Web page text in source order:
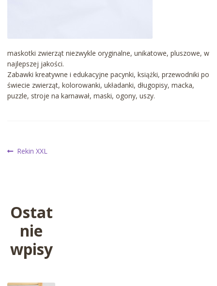
maskotki zwierząt niezwykle oryginalne, unikatowe, pluszowe, w
najlepszej jakości.
Zabawki kreatywne i edukacyjne pacynki, książki, przewodniki po
świecie zwierząt, kolorowanki, układanki, długopisy, macka,
puzzle, stroje na karnawał, maski, ogony, uszy.
Nawigacja
Poprzedni
Rekin XXL
Ostat
nie
wpisy